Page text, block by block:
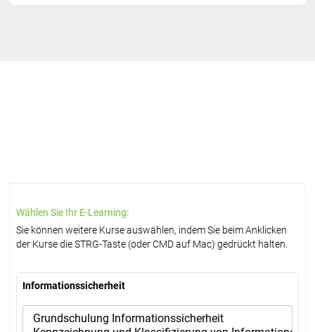
Wählen Sie Ihr E-Learning:
Sie können weitere Kurse auswählen, indem Sie beim Anklicken
der Kurse die STRG-Taste (oder CMD auf Mac) gedrückt halten.
Informationssicherheit